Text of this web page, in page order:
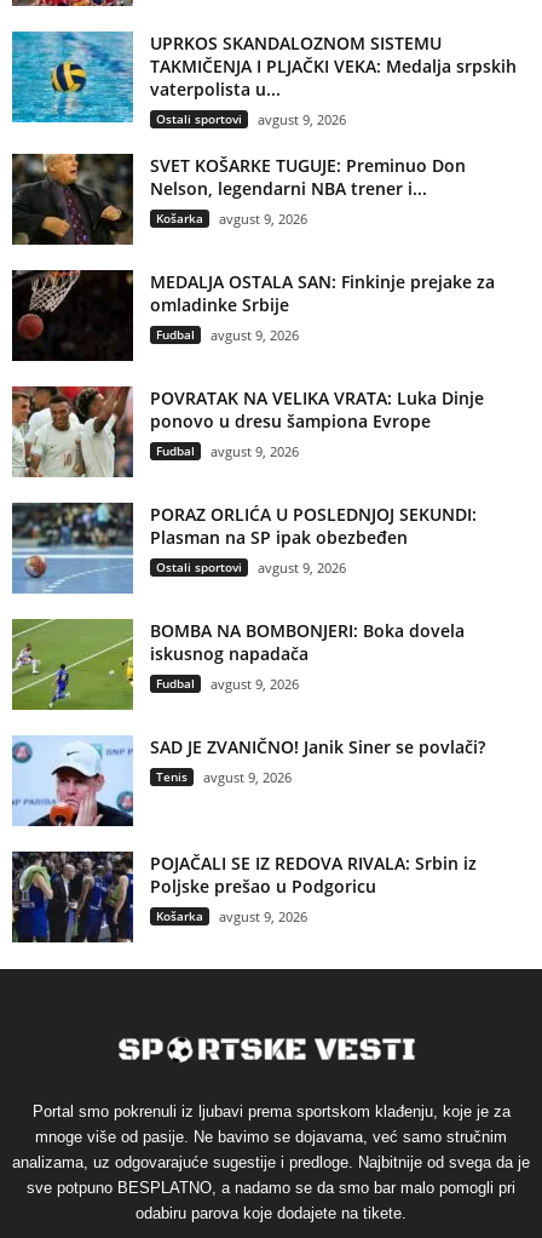
UPRKOS SKANDALOZNOM SISTEMU
TAKMIČENJA I PLJAČKI VEKA: Medalja srpskih
vaterpolista u...
Ostali sportovi avgust 9, 2026
SVET KOŠARKE TUGUJE: Preminuo Don
Nelson, legendarni NBA trener i...
Košarka avgust 9, 2026
MEDALJA OSTALA SAN: Finkinje prejake za
omladinke Srbije
Fudbal avgust 9, 2026
POVRATAK NA VELIKA VRATA: Luka Dinje
ponovo u dresu šampiona Evrope
Fudbal avgust 9, 2026
PORAZ ORLIĆA U POSLEDNJOJ SEKUNDI:
Plasman na SP ipak obezbeđen
Ostali sportovi avgust 9, 2026
BOMBA NA BOMBONJERI: Boka dovela
iskusnog napadača
Fudbal avgust 9, 2026
SAD JE ZVANIČNO! Janik Siner se povlači?
Tenis avgust 9, 2026
POJAČALI SE IZ REDOVA RIVALA: Srbin iz
Poljske prešao u Podgoricu
Košarka avgust 9, 2026
Portal smo pokrenuli iz ljubavi prema sportskom klađenju, koje je za
mnoge više od pasije. Ne bavimo se dojavama, već samo stručnim
analizama, uz odgovarajuće sugestije i predloge. Najbitnije od svega da je
sve potpuno BESPLATNO, a nadamo se da smo bar malo pomogli pri
odabiru parova koje dodajete na tikete.